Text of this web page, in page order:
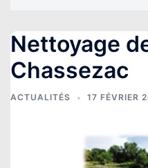
Nettoyage
Chassezac
ACTUALITÉS 17 FÉVRIER